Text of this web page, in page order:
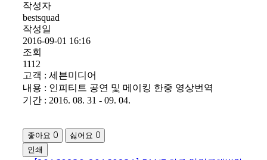
작성자
bestsquad
작성일
2016-09-01 16:16
조회
1112
고객 : 세븐미디어
내용 : 인피티트 공연 및 메이킹 한중 영상번역
기간 : 2016. 08. 31 - 09. 04.
좋아요 0 싫어요 0
인쇄